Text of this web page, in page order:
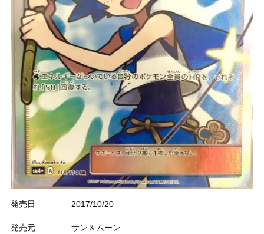
発売日 2017/10/20
発売元 サン＆ムーン